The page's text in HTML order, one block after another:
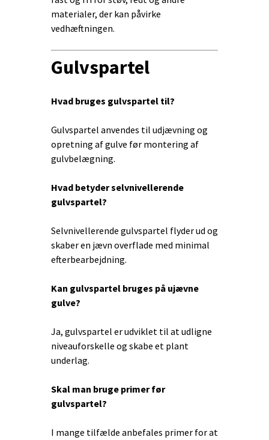
materialer, der kan påvirke
vedhæftningen.
Gulvspartel
Hvad bruges gulvspartel til?
Gulvspartel anvendes til udjævning og
opretning af gulve før montering af
gulvbelægning.
Hvad betyder selvnivellerende
gulvspartel?
Selvnivellerende gulvspartel flyder ud og
skaber en jævn overflade med minimal
efterbearbejdning.
Kan gulvspartel bruges på ujævne
gulve?
Ja, gulvspartel er udviklet til at udligne
niveauforskelle og skabe et plant
underlag.
Skal man bruge primer før
gulvspartel?
I mange tilfælde anbefales primer for at